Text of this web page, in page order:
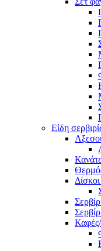
Είδη